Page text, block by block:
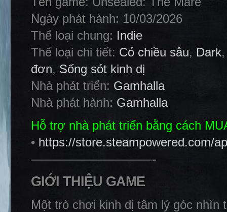
Ngày phát hành: 10/03/2026
Thể loại chung: Indie
Thể loại chi tiết: Có chiều sâu, Dark
đơn, Sống sót kinh dị
Nhà phát triển: Gamhalla
Nhà phát hành: Gamhalla
Hỗ trợ nhà phát triển bằng cách
• https://store.steampowered.com/
——————————-
GIỚI THIỆU GAME
Một trò chơi kinh dị tâm lý góc nhìn